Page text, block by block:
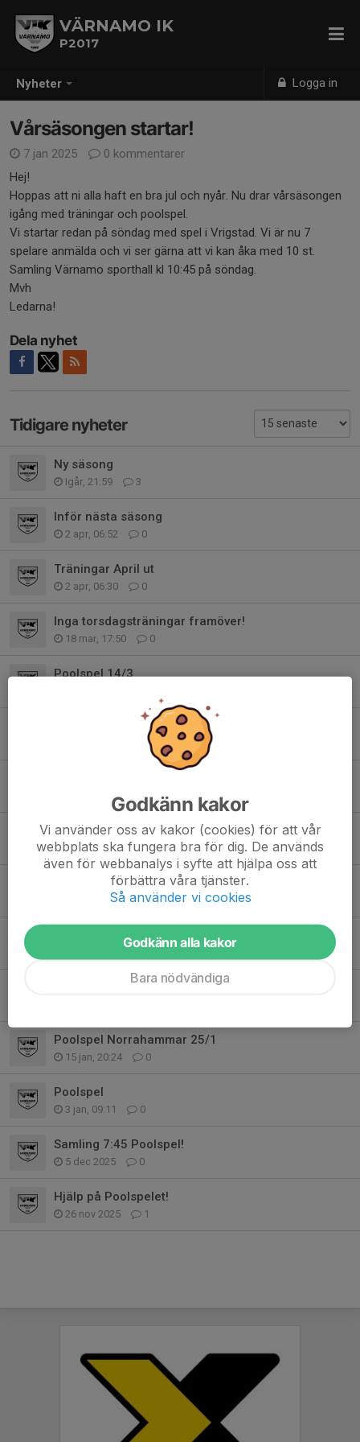
Nyheter Logga in
VÄRNAMO IK
P2017
Vårsäsongen startar!
7 jan 2025
0 kommentarer
Hej!
Hoppas att ni alla haft en bra jul och nyår. Nu drar vårsäsongen
igång med träningar och poolspel.
Vi startar redan på söndag med spel i Vrigstad. Vi är nu 7
spelare anmälda och vi ser gärna att vi kan åka med 10 st.
Samling Värnamo sporthall kl 10:45 på söndag.
Mvh
Ledarna!
Dela nyhet
Tidigare nyheter
Ny säsong
Igår, 21:59 3
Inför nästa säsong
2 apr, 06:52 0
Träningar April ut
2 apr, 06:30 0
Inga torsdagsträningar framöver!
18 mar, 17:50 0
Poolspel 14/3
Ingen träning tors 25/2
0
18 feb, 18:48 0
Träning sportlov
8 feb, 19:27 0
Inställd träning torsdagen 29/1
27 jan, 20:42 0
Fler ledare sökes!
Inställd träning (22/1)
Poolspel Norrahammar 25/1
15 jan, 20:24 0
Poolspel
3 jan, 09:11 0
Samling 7:45 Poolspel!
5 dec 2025 0
Hjälp på Poolspelet!
26 nov 2025 1
Godkänn kakor
Vi använder oss av kakor (cookies) för att vår
webbplats ska fungera bra för dig. De används
även för webbanalys i syfte att hjälpa oss att
förbättra våra tjänster.
Så använder vi cookies
Godkänn alla kakor
Bara nödvändiga